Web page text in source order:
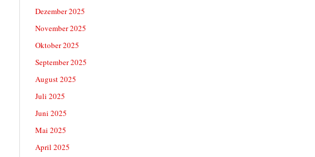
Dezember 2025
November 2025
Oktober 2025
September 2025
August 2025
Juli 2025
Juni 2025
Mai 2025
April 2025